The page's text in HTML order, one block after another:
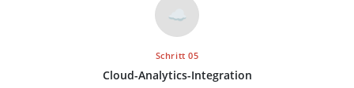
☁️
Schritt 05
Cloud-Analytics-Integration